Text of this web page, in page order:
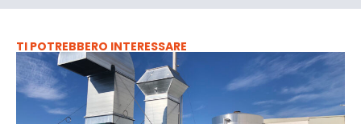
TI POTREBBERO INTERESSARE